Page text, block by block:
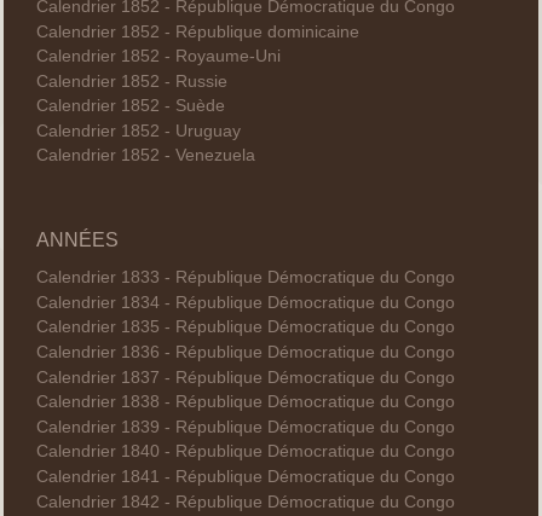
Calendrier 1852 - République Démocratique du Congo
Calendrier 1852 - République dominicaine
Calendrier 1852 - Royaume-Uni
Calendrier 1852 - Russie
Calendrier 1852 - Suède
Calendrier 1852 - Uruguay
Calendrier 1852 - Venezuela
ANNÉES
Calendrier 1833 - République Démocratique du Congo
Calendrier 1834 - République Démocratique du Congo
Calendrier 1835 - République Démocratique du Congo
Calendrier 1836 - République Démocratique du Congo
Calendrier 1837 - République Démocratique du Congo
Calendrier 1838 - République Démocratique du Congo
Calendrier 1839 - République Démocratique du Congo
Calendrier 1840 - République Démocratique du Congo
Calendrier 1841 - République Démocratique du Congo
Calendrier 1842 - République Démocratique du Congo